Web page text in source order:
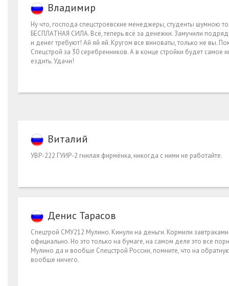
Владимир
Ну что, господа спецстроевские менеджеры, студенты шумною
БЕСПЛАТНАЯ СИЛА. Всё, теперь всё за денежки. Замучили
и денег требуют! Ай яй яй. Кругом все виноваты, только не вы.
Спецстрой за 30 серебренников. А в конце стройки будет самое
ездить. Удачи!
Виталий
УВР-222 ГУИР-2 гнилая фирмёнка, никогда с ними не работайте.
Денис Тарасов
Спецтрой СМУ212 Мулино. Кинули на деньги. Кормили
официально. Но это только на бумаге, на самом деле это все
Мулино да и вообще Спецстрой России, помните, что на
вообще ничего.